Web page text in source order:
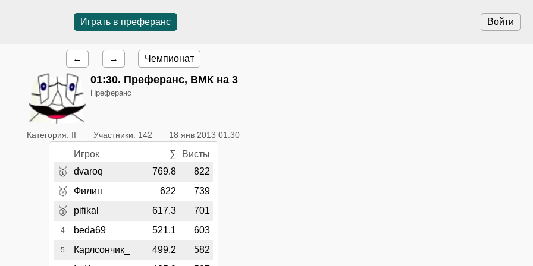
Войти
Играть в преферанс
← → Чемпионат
01:30. Преферанс, ВМК на 3
Преферанс
Категория: II Участники: 142 18 янв 2013 01:30
Игрок ∑ Висты
🥇 dvaroq 769.8 822
🥈 Филип 622 739
🥉 pifikal 617.3 701
4 beda69 521.1 603
5 Карлсончик_ 499.2 582